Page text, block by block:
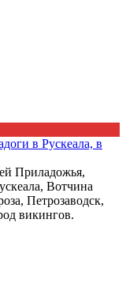
в Рускеала, в
Приладожья,
Вотчина
Петрозаводск,
викингов.